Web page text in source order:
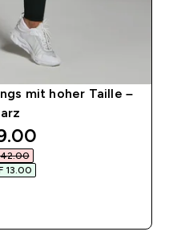
mit hoher Taille –
price
42.00‎
13.00‎